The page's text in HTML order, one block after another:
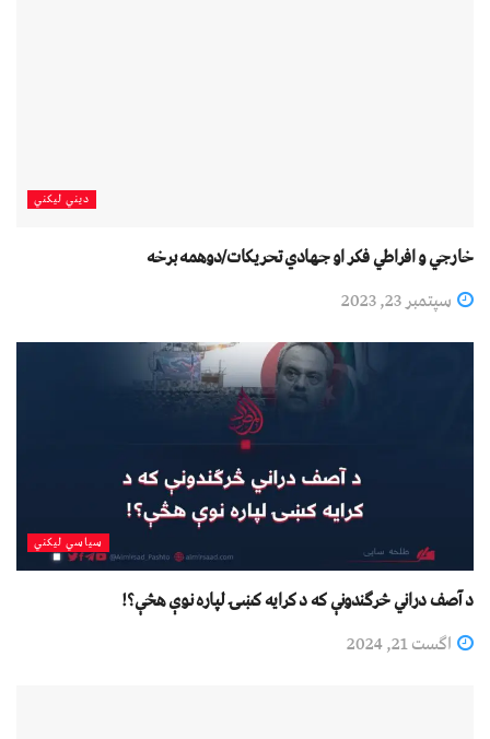
دیني لیکني
خارجي و افراطي فکر او جهادي تحریکات/دوهمه برخه
سپتمبر 23, 2023
سیاسي لیکني
د آصف دراني څرګندونې که د کرایه کښۍ لپاره نوې هڅې؟!
اگست 21, 2024